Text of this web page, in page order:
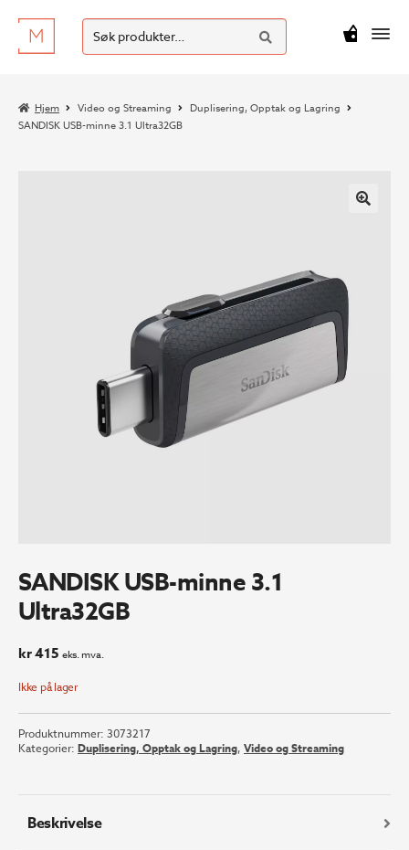
Hopp
til
Hopp
til
Søk
etter:
SØK
kr0
Hjem Video og Streaming
Duplisering, Opptak og Lagring
SANDISK USB-minne 3.1 Ultra32GB
SANDISK USB-minne 3.1
Ultra32GB
kr415 eks. mva.
Ikke på lager
Produktnummer: 3073217
Kategorier: Duplisering, Opptak og Lagring, Video og Streaming
Beskrivelse